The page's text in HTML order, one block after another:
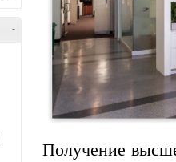
-
Получение